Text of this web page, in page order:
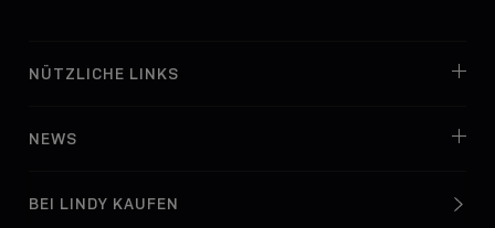
NÜTZLICHE LINKS
NEWS
BEI LINDY KAUFEN